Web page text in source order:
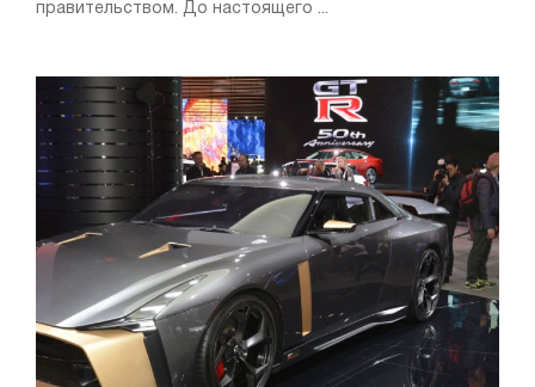
правительством. До настоящего ...